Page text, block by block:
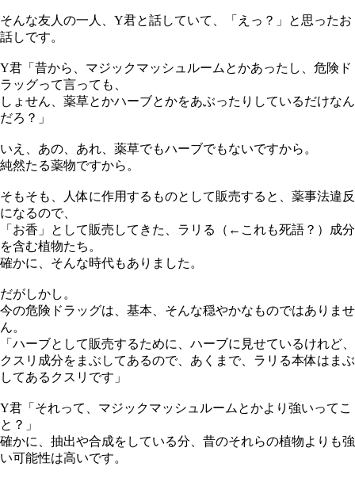
そんな友人の一人、Y君と話していて、「えっ？」と思ったお
話しです。
Y君「昔から、マジックマッシュルームとかあったし、危険ド
ラッグって言っても、
しょせん、薬草とかハーブとかをあぶったりしているだけなん
だろ？」
いえ、あの、あれ、薬草でもハーブでもないですから。
純然たる薬物ですから。
そもそも、人体に作用するものとして販売すると、薬事法違反
になるので、
「お香」として販売してきた、ラリる（←これも死語？）成分
を含む植物たち。
確かに、そんな時代もありました。
だがしかし。
今の危険ドラッグは、基本、そんな穏やかなものではありませ
ん。
「ハーブとして販売するために、ハーブに見せているけれど、
クスリ成分をまぶしてあるので、あくまで、ラリる本体はまぶ
してあるクスリです」
Y君「それって、マジックマッシュルームとかより強いってこ
と？」
確かに、抽出や合成をしている分、昔のそれらの植物よりも強
い可能性は高いです。